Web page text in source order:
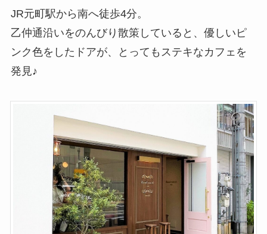
JR元町駅から南へ徒歩4分。
乙仲通沿いをのんびり散策していると、優しいピ
ンク色をしたドアが、とってもステキなカフェを
発見♪